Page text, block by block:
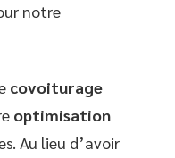
notre
covoiturage
optimisation
Au lieu d’avoir